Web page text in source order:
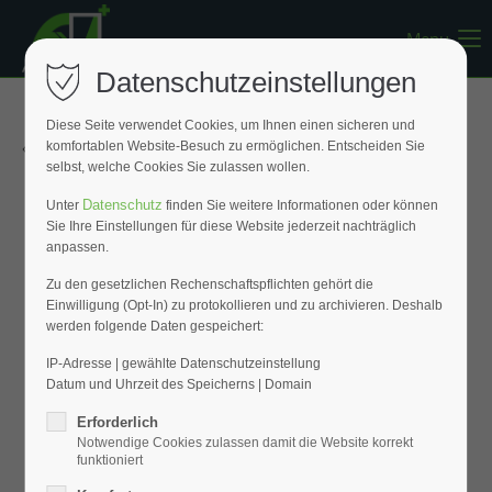
Register
Support
Lorem ipsum dolor sit amet:
24h/ 365days
Mon - Fri 8:00am - 5:00pm(GMT +1)
Get in touch
Cybersteel Inc.
Menu
« Zurück zur Übersicht
Datenschutzeinstellungen
Diese Seite verwendet Cookies, um Ihnen einen sicheren und
komfortablen Website-Besuch zu ermöglichen. Entscheiden Sie
selbst, welche Cookies Sie zulassen wollen.
Unter Datenschutz finden Sie weitere Informationen oder können
Sie Ihre Einstellungen für diese Website jederzeit nachträglich
anpassen.
Zu den gesetzlichen Rechenschaftspflichten gehört die
Einwilligung (Opt-In) zu protokollieren und zu archivieren. Deshalb
werden folgende Daten gespeichert:
IP-Adresse | gewählte Datenschutzeinstellung
Datum und Uhrzeit des Speicherns | Domain
Erforderlich
Notwendige Cookies zulassen damit die Website korrekt
funktioniert